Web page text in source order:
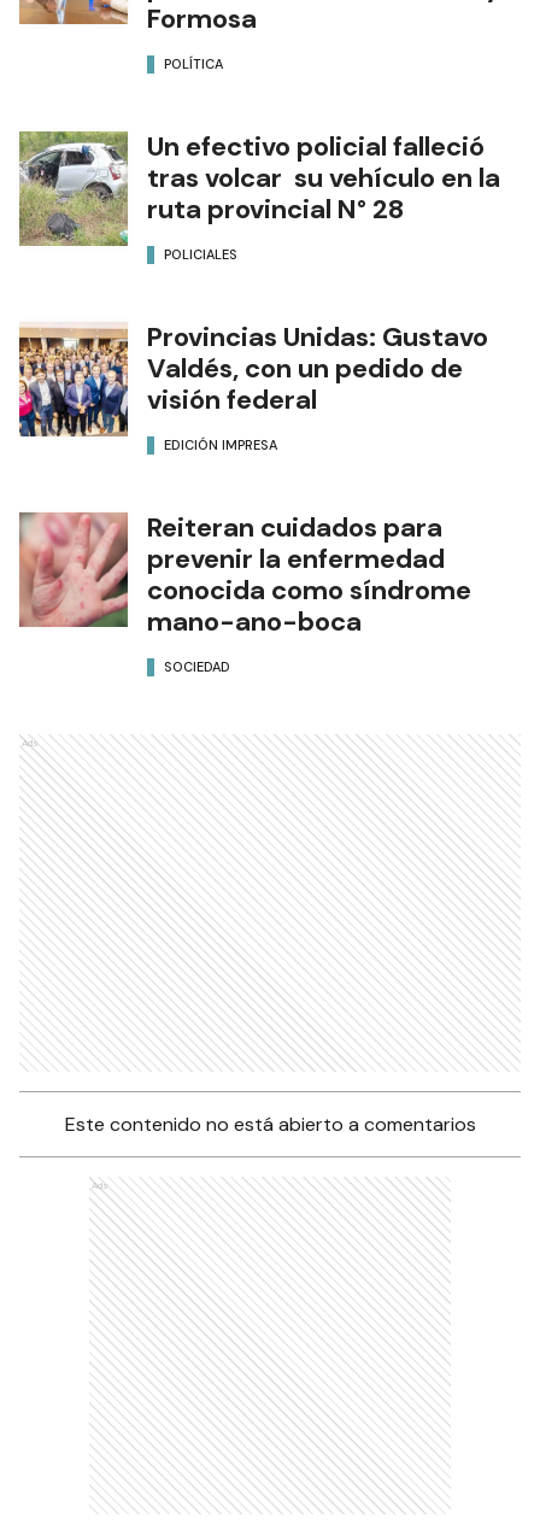
Formosa
POLÍTICA
Un efectivo policial falleció
tras volcar su vehículo en la
ruta provincial N° 28
POLICIALES
Provincias Unidas: Gustavo
Valdés, con un pedido de
visión federal
EDICIÓN IMPRESA
Reiteran cuidados para
prevenir la enfermedad
conocida como síndrome
mano-ano-boca
SOCIEDAD
Ads
Este contenido no está abierto a comentarios
Ads